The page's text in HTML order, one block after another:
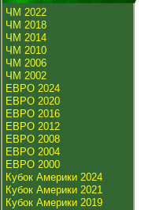
ЧМ 2022
ЧМ 2018
ЧМ 2014
ЧМ 2010
ЧМ 2006
ЧМ 2002
ЕВРО 2024
ЕВРО 2020
ЕВРО 2016
ЕВРО 2012
ЕВРО 2008
ЕВРО 2004
ЕВРО 2000
Кубок Америки 2024
Кубок Америки 2021
Кубок Америки 2019